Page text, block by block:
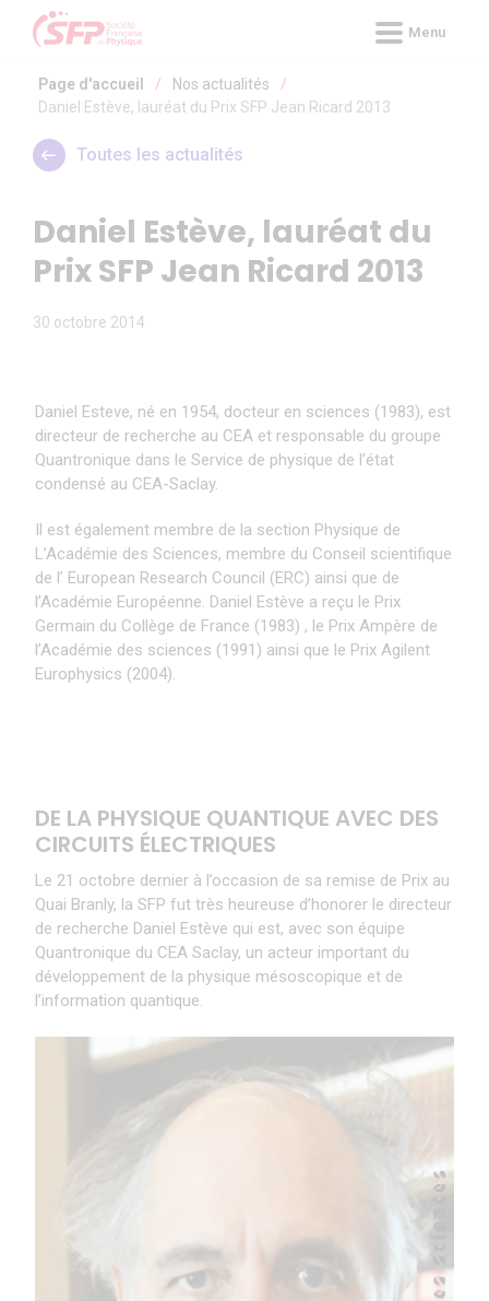
Panneau de gestion des cookies
Menu
Page d'accueil / Nos actualités
/
Daniel Estève, lauréat du Prix SFP Jean Ricard 2013
Toutes les actualités
Daniel Estève, lauréat du
Prix SFP Jean Ricard 2013
30 octobre 2014
Daniel Esteve, né en 1954, docteur en sciences (1983), est
directeur de recherche au CEA et responsable du groupe
Quantronique dans le Service de physique de l’état
condensé au CEA-Saclay.
Il est également membre de la section Physique de
L’Académie des Sciences, membre du Conseil scientifique
de l’ European Research Council (ERC) ainsi que de
l’Académie Européenne. Daniel Estève a reçu le Prix
Germain du Collège de France (1983) , le Prix Ampère de
l’Académie des sciences (1991) ainsi que le Prix Agilent
Europhysics (2004).
DE LA PHYSIQUE QUANTIQUE AVEC DES
CIRCUITS ÉLECTRIQUES
Le 21 octobre dernier à l’occasion de sa remise de Prix au
Quai Branly, la SFP fut très heureuse d’honorer le directeur
de recherche Daniel Estève qui est, avec son équipe
Quantronique du CEA Saclay, un acteur important du
développement de la physique mésoscopique et de
l’information quantique.